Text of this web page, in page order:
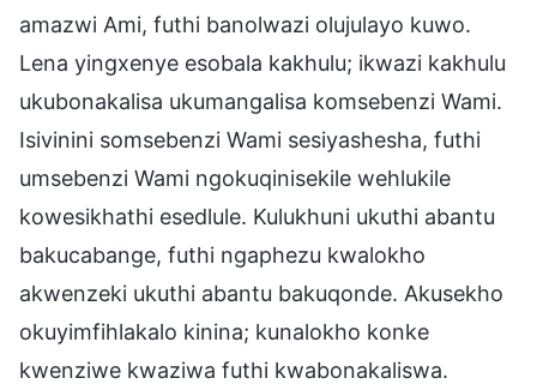
amazwi Ami, futhi banolwazi olujulayo kuwo.
Lena yingxenye esobala kakhulu; ikwazi kakhulu
ukubonakalisa ukumangalisa komsebenzi Wami.
Isivinini somsebenzi Wami sesiyashesha, futhi
umsebenzi Wami ngokuqinisekile wehlukile
kowesikhathi esedlule. Kulukhuni ukuthi abantu
bakucabange, futhi ngaphezu kwalokho
akwenzeki ukuthi abantu bakuqonde. Akusekho
okuyimfihlakalo kinina; kunalokho konke
kwenziwe kwaziwa futhi kwabonakaliswa.